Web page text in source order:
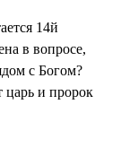
14й
в вопросе,
с Богом?
царь и пророк